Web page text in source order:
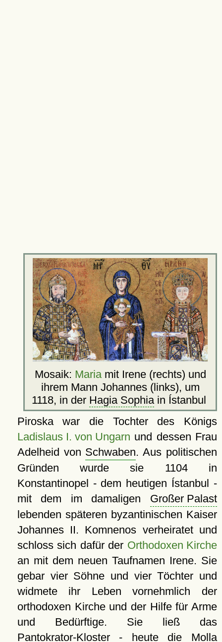
Mosaik: Mariamit Irene (rechts) und
ihrem Mann Johannes (links), um
1118, in der Hagia Sophiain Ístanbul
Piroska war die Tochter des Königs
Ladislaus I. von Ungarn und dessen Frau
Adelheid von Schwaben. Aus politischen
Gründen wurde sie 1104 in
Konstantinopel - dem heutigen Ístanbul -
mit dem im damaligen Großer Palast
lebenden späteren byzantinischen Kaiser
Johannes II. Komnenos verheiratet und
schloss sich dafür der Orthodoxen Kirche
an mit dem neuen Taufnamen Irene. Sie
gebar vier Söhne und vier Töchter und
widmete ihr Leben vornehmlich der
orthodoxen Kirche und der Hilfe für Arme
und Bedürftige. Sie ließ das
Pantokrator-Kloster- heute die Molla